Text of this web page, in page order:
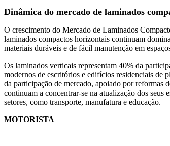
Dinâmica do mercado de laminados
O crescimento do Mercado de Laminados
laminados compactos horizontais continuam
materiais duráveis ​​e de fácil manutenção em
Os laminados verticais representam 40% da
modernos de escritórios e edifícios residenciais de
da participação de mercado, apoiado por reformas
continuam a concentrar-se na atualização dos
setores, como transporte, manufatura e educação.
MOTORISTA